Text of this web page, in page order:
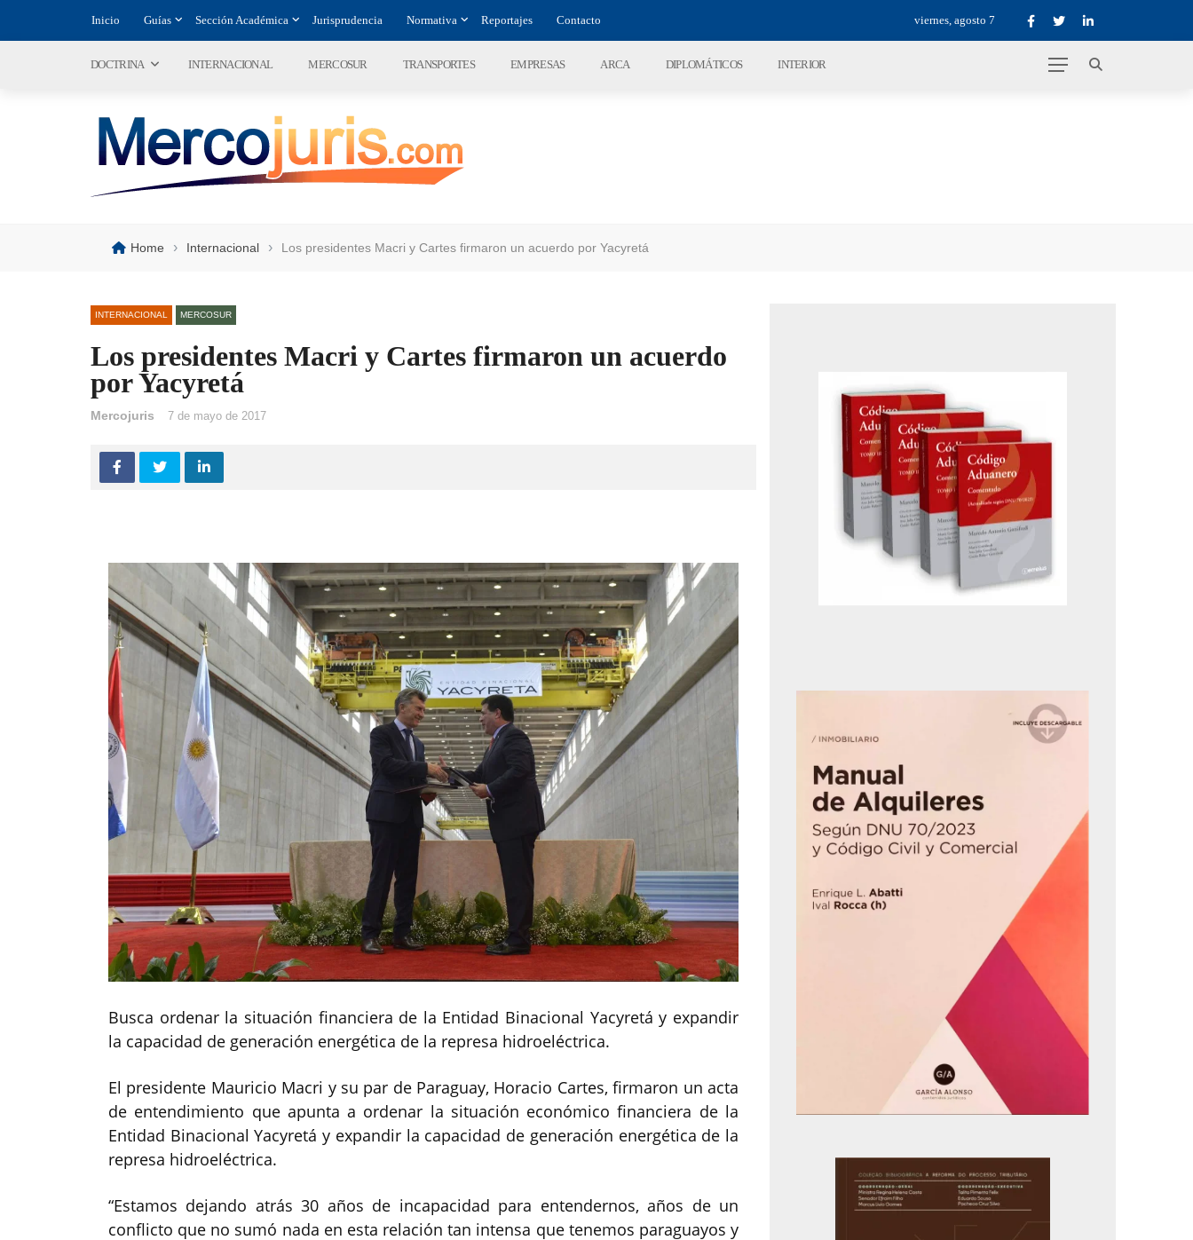
Inicio Guías Sección Académica Jurisprudencia Normativa Reportajes Contacto viernes, agosto 7
DOCTRINA INTERNACIONAL MERCOSUR TRANSPORTES EMPRESAS ARCA DIPLOMÁTICOS INTERIOR
Home › Internacional › Los presidentes Macri y Cartes firmaron un acuerdo por Yacyretá
INTERNACIONAL MERCOSUR
Los presidentes Macri y Cartes firmaron un acuerdo
por Yacyretá
Mercojuris 7 de mayo de 2017
Busca ordenar la situación financiera de la Entidad Binacional Yacyretá y expandir
la capacidad de generación energética de la represa hidroeléctrica.
El presidente Mauricio Macri y su par de Paraguay, Horacio Cartes, firmaron un acta
de entendimiento que apunta a ordenar la situación económico financiera de la
Entidad Binacional Yacyretá y expandir la capacidad de generación energética de la
represa hidroeléctrica.
“Estamos dejando atrás 30 años de incapacidad para entendernos, años de un
conflicto que no sumó nada en esta relación tan intensa que tenemos paraguayos y